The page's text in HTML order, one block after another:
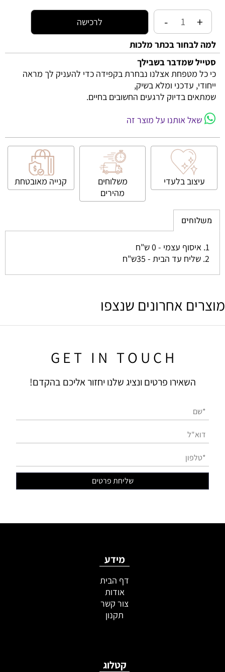
לרכישה
למה לבחור בכתר מלכות
סטייל שמדבר בשבילך
כי כל מטפחת אצלנו נבחרת בקפידה כדי להעניק לך מראה
ייחודי, עדכני ומלא בשיק,
שמתאים בדיוק לרגעים החשובים בחיים.
שאל אותנו על מוצר זה
עיצוב בלעדי
משלוחים
מהירים
קנייה מאובטחת
משלוחים
1. איסוף עצמי - 0 ש"ח
2. שליח עד הבית - 35ש"ח
מוצרים אחרונים שנצפו
G E T I N T O U C H
השאירו פרטים ונציג שלנו יחזור אליכם בהקדם!
מידע
דף הבית
אודות
צור קשר
תקנון
קטלוג